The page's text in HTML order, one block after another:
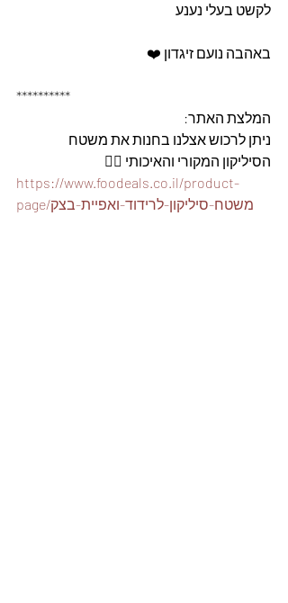
לקשט בעלי נענע
באהבה נועם זיגדון ❤️
**********
המלצת האתר:
ניתן לרכוש אצלנו בחנות את משטח
הסיליקון המקורי והאיכותי 👇🏽
https://www.foodeals.co.il/product-
page/משטח-סיליקון-לרידוד-ואפיית-בצק